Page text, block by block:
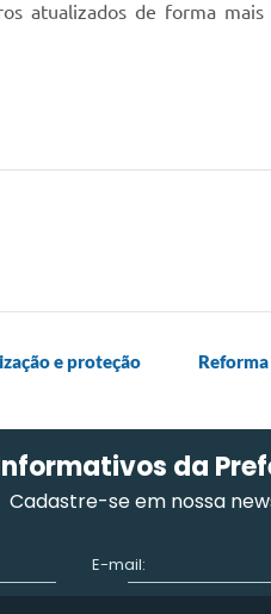
atualizados de forma
e proteção
da
Cadastre-se em nossa
E-mail: